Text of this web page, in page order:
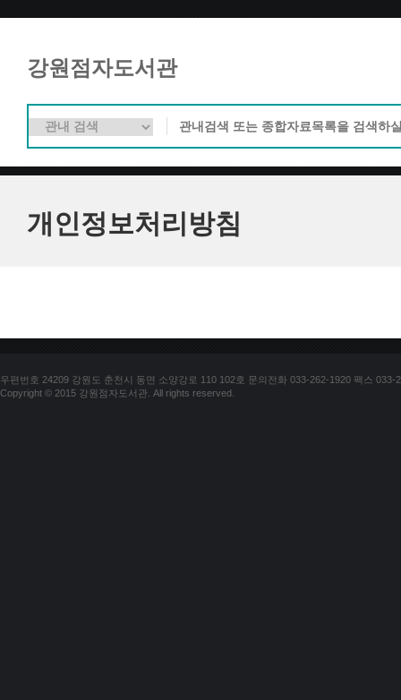
강원점자도서관
개인정보처리방침
우편번호 24209 강원도 춘천시 동면 소양강로 110 102호 문의전화 033-262-1920 팩스 033-
Copyright © 2015 강원점자도서관. All rights reserved.